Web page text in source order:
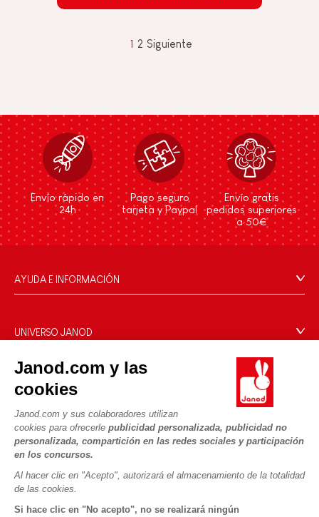
Janod.com y las
cookies
Janod.com y sus colaboradores utilizan
cookies para ofrecerle publicidad personalizada, publicidad no
personalizada, compartición en las redes sociales y participación
en los concursos.
Al hacer clic en "Acepto", autorizará el almacenamiento de la totalidad
de las cookies.
Si hace clic en "No acepto", no se realizará ningún
1 2 Siguiente
Envío rápido en
24h
Pago seguro
tarjeta y Paypal
Envío gratis
pedidos superiores
a 50€
AYUDA E INFORMACIÓN
Preguntas más frecuentes
Tiendas
Retirada de productos
Datos personales
Cookies
Condiciones de las ofertas
Condiciones de uso #YesJanod
UNIVERSO JANOD
¿Qué es FSC®?
NUESTROS SERVICIOS
Pago seguro
Métodos de envío
Vídeos
Reglas del juego y manuales
Piezas sueltas
PROFESIONAL
SÍGUENOS